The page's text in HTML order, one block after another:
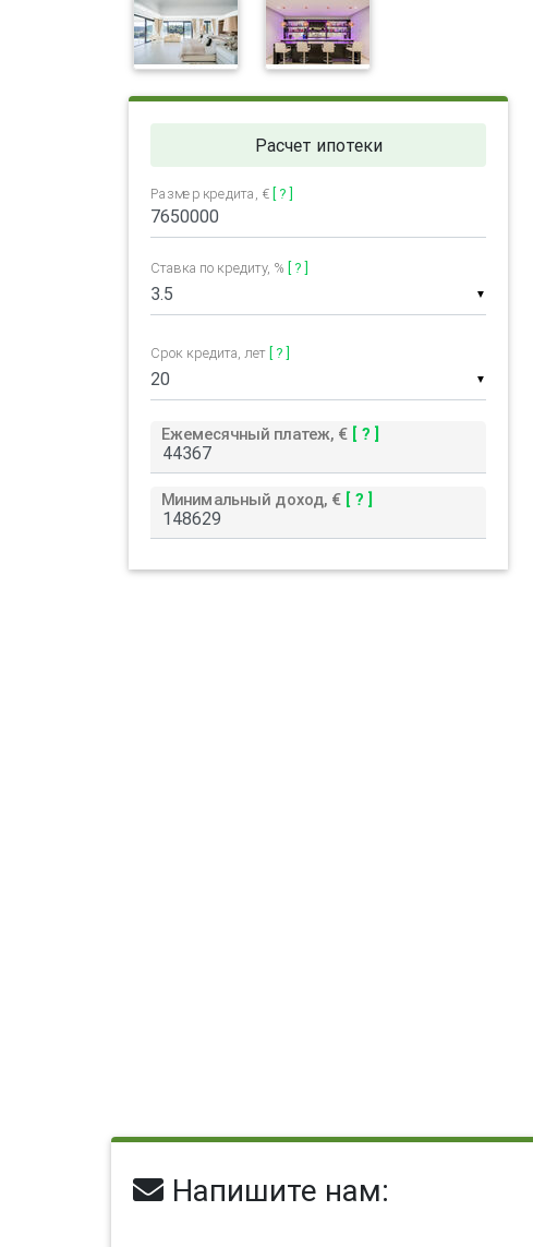
Расчет ипотеки
Размер кредита, € [ ? ]
▼
Ставка по кредиту, % [ ? ]
▼
Срок кредита, лет [ ? ]
Ежемесячный платеж, € [ ? ]
Минимальный доход, € [ ? ]
Напишите нам: